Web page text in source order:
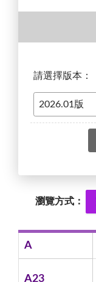
請選擇版本：
瀏覽方式：
A
A23